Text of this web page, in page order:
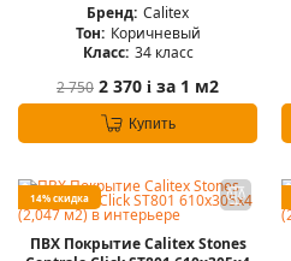
Бренд: Calitex
Тон: Коричневый
Класс: 34 класс
2 750 2 370 i за 1 м2
Купить
14% скидка
ПВХ Покрытие Calitex Stones